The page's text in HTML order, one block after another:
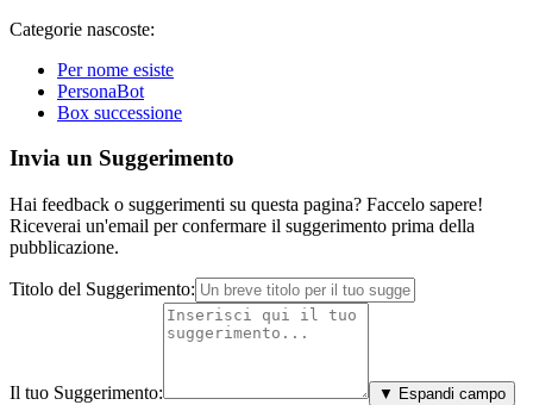
Categorie nascoste:
Per nome esiste
PersonaBot
Box successione
Invia un Suggerimento
Hai feedback o suggerimenti su questa pagina? Faccelo sapere!
Riceverai un'email per confermare il suggerimento prima della
pubblicazione.
Titolo del Suggerimento:
Il tuo Suggerimento: ▼ Espandi campo